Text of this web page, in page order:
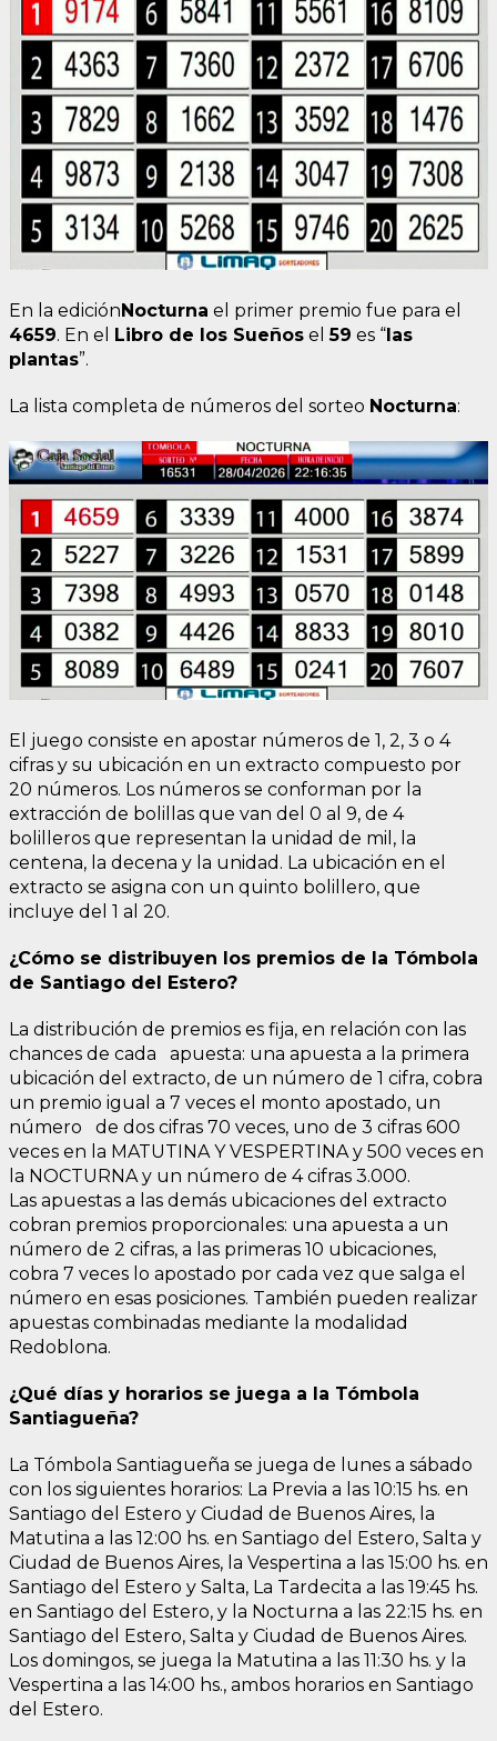
En la ediciónNocturna el primer premio fue para el
4659. En el Libro de los Sueños el59 es “las
plantas”.
La lista completa de números del sorteo Nocturna:
El juego consiste en apostar números de 1, 2, 3 o 4
cifras y su ubicación en un extracto compuesto por
20 números. Los números se conforman por la
extracción de bolillas que van del 0 al 9, de 4
bolilleros que representan la unidad de mil, la
centena, la decena y la unidad. La ubicación en el
extracto se asigna con un quinto bolillero, que
incluye del 1 al 20.
¿Cómo se distribuyen los premios de la Tómbola
de Santiago del Estero?
La distribución de premios es fija, en relación con las
chances de cada apuesta: una apuesta a la primera
ubicación del extracto, de un número de 1 cifra, cobra
un premio igual a 7 veces el monto apostado, un
número de dos cifras 70 veces, uno de 3 cifras 600
veces en la MATUTINA Y VESPERTINA y 500 veces en
la NOCTURNA y un número de 4 cifras 3.000.
Las apuestas a las demás ubicaciones del extracto
cobran premios proporcionales: una apuesta a un
número de 2 cifras, a las primeras 10 ubicaciones,
cobra 7 veces lo apostado por cada vez que salga el
número en esas posiciones. También pueden realizar
apuestas combinadas mediante la modalidad
Redoblona.
¿Qué días y horarios se juega a la Tómbola
Santiagueña?
La Tómbola Santiagueña se juega de lunes a sábado
con los siguientes horarios: La Previa a las 10:15 hs. en
Santiago del Estero y Ciudad de Buenos Aires, la
Matutina a las 12:00 hs. en Santiago del Estero, Salta y
Ciudad de Buenos Aires, la Vespertina a las 15:00 hs. en
Santiago del Estero y Salta, La Tardecita a las 19:45 hs.
en Santiago del Estero, y la Nocturna a las 22:15 hs. en
Santiago del Estero, Salta y Ciudad de Buenos Aires.
Los domingos, se juega la Matutina a las 11:30 hs. y la
Vespertina a las 14:00 hs., ambos horarios en Santiago
del Estero.